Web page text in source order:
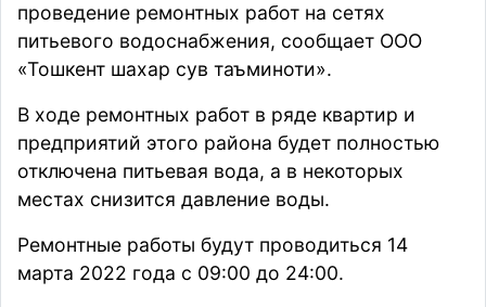
проведение ремонтных работ на сетях
питьевого водоснабжения, сообщает ООО
«Тошкент шахар сув таъминоти».
В ходе ремонтных работ в ряде квартир и
предприятий этого района будет полностью
отключена питьевая вода, а в некоторых
местах снизится давление воды.
Ремонтные работы будут проводиться 14
марта 2022 года с 09:00 до 24:00.